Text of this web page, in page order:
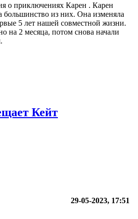
о приключениях Карен . Карен
большинство из них. Она изменяла
5 лет нашей совместной жизни.
на 2 месяца, потом снова начали
Кейт
29-05-2023, 17:51